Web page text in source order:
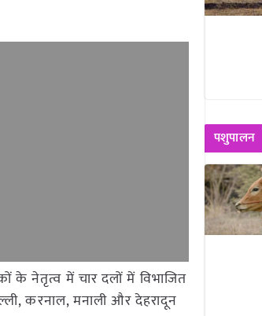
के नेतृत्व में चार दलों में विभाजित
करनाल, मनाली और देहरादून
पशुपालन